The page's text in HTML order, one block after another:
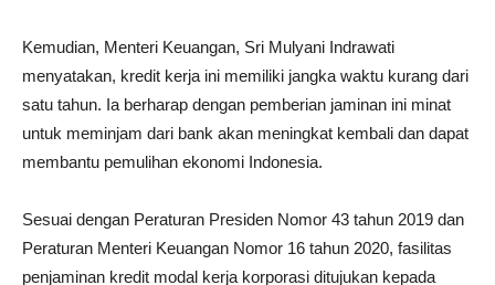
Kemudian, Menteri Keuangan, Sri Mulyani Indrawati
menyatakan, kredit kerja ini memiliki jangka waktu kurang dari
satu tahun. Ia berharap dengan pemberian jaminan ini minat
untuk meminjam dari bank akan meningkat kembali dan dapat
membantu pemulihan ekonomi Indonesia.
Sesuai dengan Peraturan Presiden Nomor 43 tahun 2019 dan
Peraturan Menteri Keuangan Nomor 16 tahun 2020, fasilitas
penjaminan kredit modal kerja korporasi ditujukan kepada